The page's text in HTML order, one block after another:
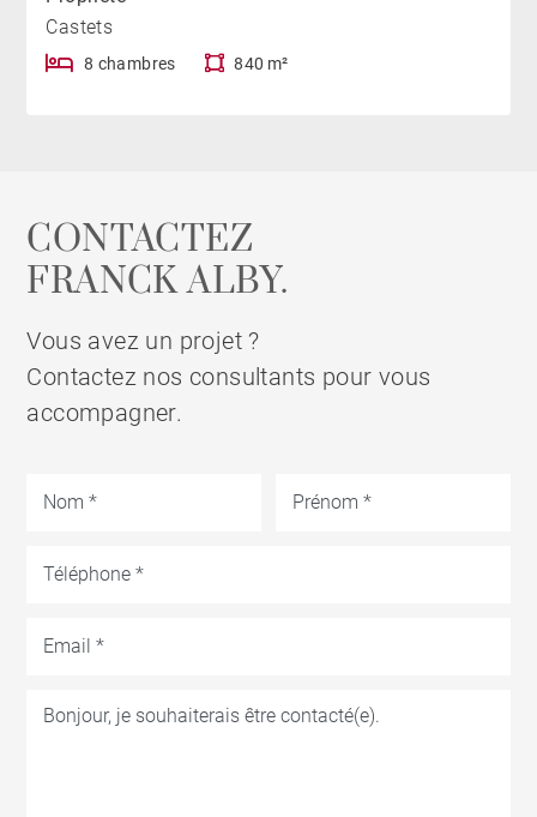
Castets
8 chambres 840 m²
CONTACTEZ
FRANCK ALBY.
Vous avez un projet ?
Contactez nos consultants pour vous
accompagner.